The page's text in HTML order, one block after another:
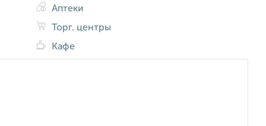
Аптеки
Торг. центры
Кафе